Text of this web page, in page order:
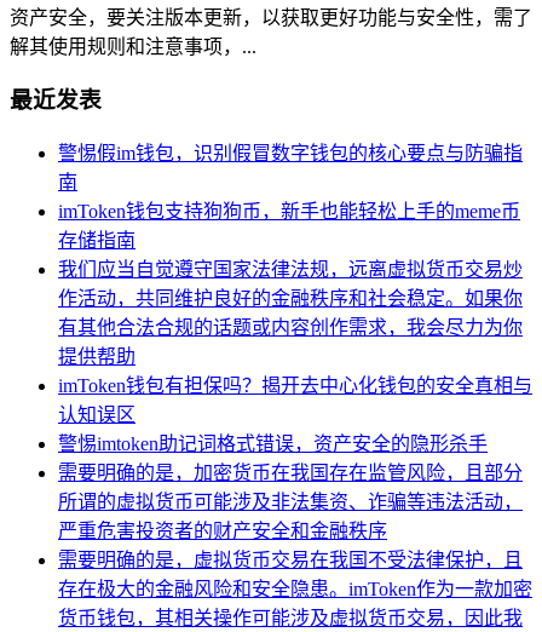
资产安全，要关注版本更新，以获取更好功能与安全性，需了
解其使用规则和注意事项，...
最近发表
警惕假im钱包，识别假冒数字钱包的核心要点与防骗指
南
imToken钱包支持狗狗币，新手也能轻松上手的meme币
存储指南
我们应当自觉遵守国家法律法规，远离虚拟货币交易炒
作活动，共同维护良好的金融秩序和社会稳定。如果你
有其他合法合规的话题或内容创作需求，我会尽力为你
提供帮助
imToken钱包有担保吗？揭开去中心化钱包的安全真相与
认知误区
警惕imtoken助记词格式错误，资产安全的隐形杀手
需要明确的是，加密货币在我国存在监管风险，且部分
所谓的虚拟货币可能涉及非法集资、诈骗等违法活动，
严重危害投资者的财产安全和金融秩序
需要明确的是，虚拟货币交易在我国不受法律保护，且
存在极大的金融风险和安全隐患。imToken作为一款加密
货币钱包，其相关操作可能涉及虚拟货币交易，因此我